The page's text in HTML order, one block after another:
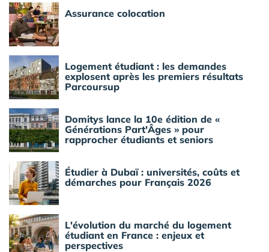
Assurance colocation
Logement étudiant : les demandes
explosent après les premiers résultats
Parcoursup
Domitys lance la 10e édition de «
Générations Part'Âges » pour
rapprocher étudiants et seniors
Étudier à Dubaï : universités, coûts et
démarches pour Français 2026
L'évolution du marché du logement
étudiant en France : enjeux et
perspectives